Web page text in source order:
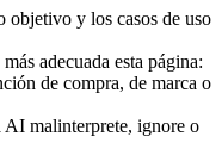
objetivo y los casos de uso
adecuada esta página:
de compra, de marca o
AI malinterprete, ignore o